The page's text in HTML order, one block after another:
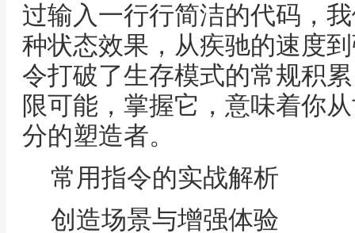
过输入一行行简洁的代码，
种状态效果，从疾驰的速度
令打破了生存模式的常规积
限可能，掌握它，意味着你
分的塑造者。
常用指令的实战解析
创造场景与增强体验